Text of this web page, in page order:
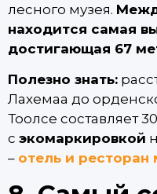
лесного музея.
находится самая
достигающая 67
Полезно знать:
Лахемаа до
Тоолсе составляет
с экомаркировкой
– отель и ресторан